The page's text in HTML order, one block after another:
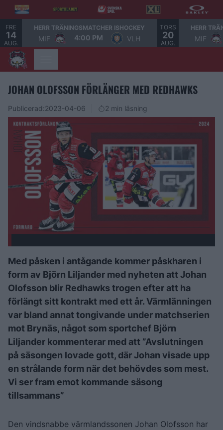
FRE
14
AUG.
HERR TRÄNINGSMATCHER ISHOCKEY
MIF 4:00 PM VLH
TORS
20
AUG.
HERR
MIF
JOHAN OLOFSSON FÖRLÄNGER MED REDHAWKS
Publicerad:2023-04-06 2 min läsning
Med påsken i antågande kommer påskharen i
form av Björn Liljander med nyheten att Johan
Olofsson blir Redhawks trogen efter att ha
förlängt sitt kontrakt med ett år. Värmlänningen
var bland annat tongivande under matchserien
mot Brynäs, något som sportchef Björn
Liljander kommenterar med att ”Avslutningen
på säsongen lovade gott, där Johan visade upp
en strålande form när det behövdes som mest.
Vi ser fram emot kommande säsong
tillsammans”
Den vindsnabbe värmlandssonen Johan Olofsson har